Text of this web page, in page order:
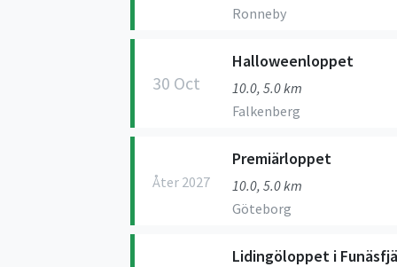
Ronneby
30 Oct
Halloweenloppet
10.0, 5.0 km
Falkenberg
Åter 2027
Premiärloppet
10.0, 5.0 km
Göteborg
Lidingöloppet i